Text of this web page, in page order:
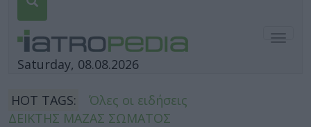
Saturday, 08.08.2026
HOT TAGS:
Όλες οι ειδήσεις
ΔΕΙΚΤΗΣ ΜΑΖΑΣ ΣΩΜΑΤΟΣ